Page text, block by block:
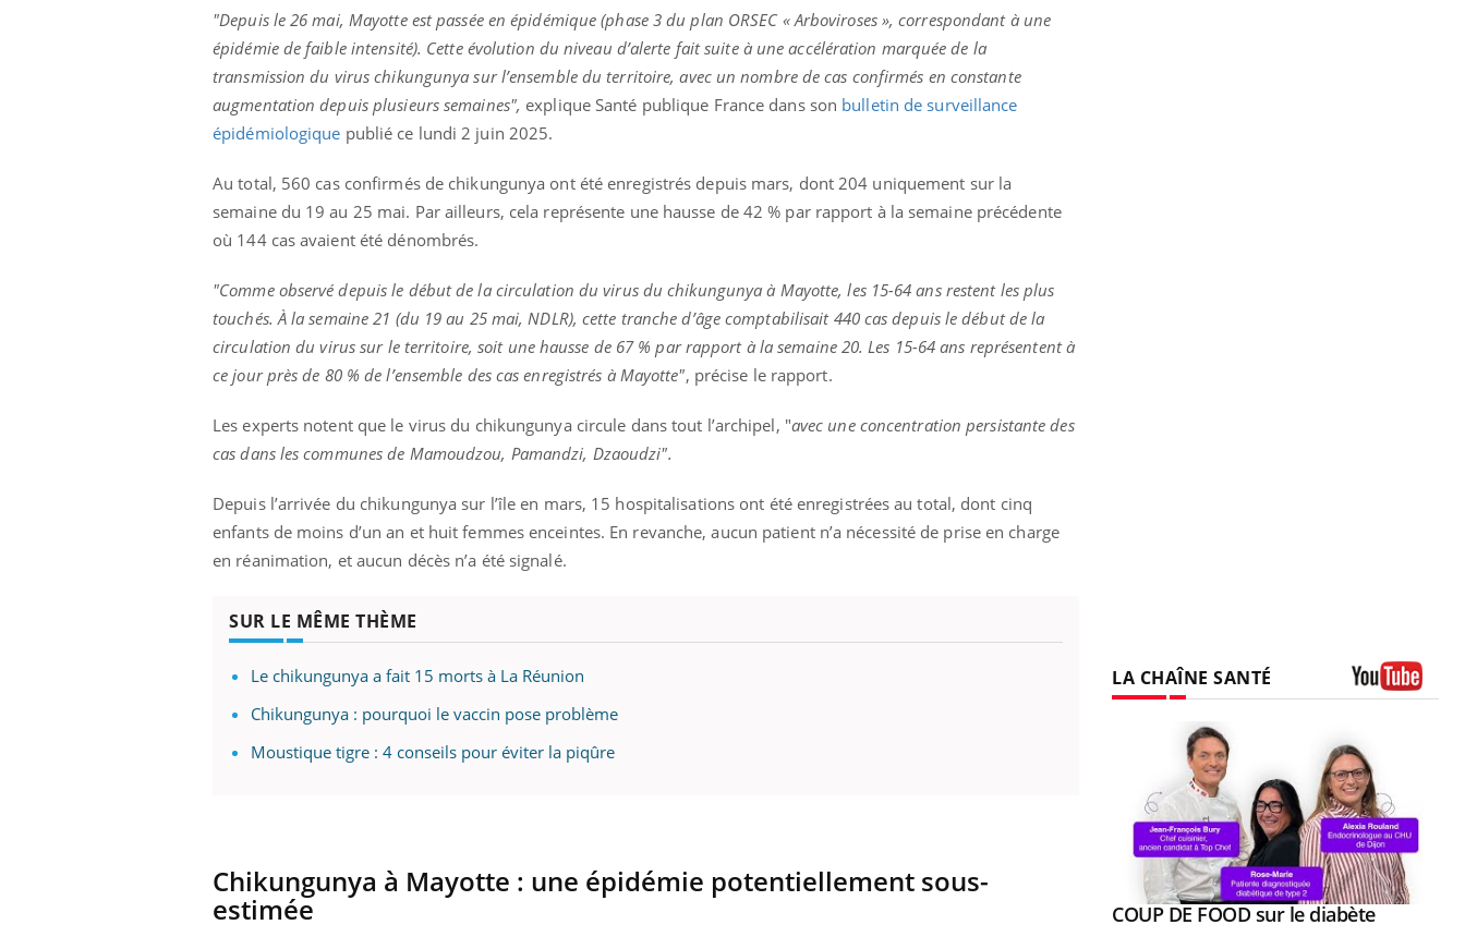
"Depuis le 26 mai, Mayotte est passée en épidémique (phase 3 du plan ORSEC « Arboviroses », correspondant à une
épidémie de faible intensité). Cette évolution du niveau d’alerte fait suite à une accélération marquée de la
transmission du virus chikungunya sur l’ensemble du territoire, avec un nombre de cas confirmés en constante
augmentation depuis plusieurs semaines", explique Santé publique France dans son bulletin de surveillance
épidémiologique publié ce lundi 2 juin 2025.
Au total, 560 cas confirmés de chikungunya ont été enregistrés depuis mars, dont 204 uniquement sur la
semaine du 19 au 25 mai. Par ailleurs, cela représente une hausse de 42 % par rapport à la semaine précédente
où 144 cas avaient été dénombrés.
"Comme observé depuis le début de la circulation du virus du chikungunya à Mayotte, les 15-64 ans restent les plus
touchés. À la semaine 21 (du 19 au 25 mai, NDLR), cette tranche d’âge comptabilisait 440 cas depuis le début de la
circulation du virus sur le territoire, soit une hausse de 67 % par rapport à la semaine 20. Les 15-64 ans représentent à
ce jour près de 80 % de l’ensemble des cas enregistrés à Mayotte", précise le rapport.
Les experts notent que le virus du chikungunya circule dans tout l’archipel, "avec une concentration persistante des
cas dans les communes de Mamoudzou, Pamandzi, Dzaoudzi".
Depuis l’arrivée du chikungunya sur l’île en mars, 15 hospitalisations ont été enregistrées au total, dont cinq
enfants de moins d’un an et huit femmes enceintes. En revanche, aucun patient n’a nécessité de prise en charge
en réanimation, et aucun décès n’a été signalé.
SUR LE MÊME THÈME
Le chikungunya a fait 15 morts à La Réunion
Chikungunya : pourquoi le vaccin pose problème
Moustique tigre : 4 conseils pour éviter la piqûre
Chikungunya à Mayotte : une épidémie potentiellement sous-
estimée
LA CHAÎNE SANTÉ
Eczéma Chronique des Mains : se Youtube
COUP DE FOOD sur le diabèteYoutube